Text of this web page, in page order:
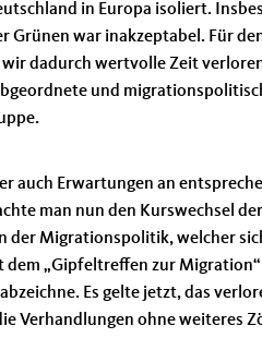
in Europa isoliert.
Grünen war inakzeptabel. Für
dadurch wertvolle Zeit
und
auch Erwartungen an
man nun den Kurswechsel der
der Migrationspolitik, welcher
dem „Gipfeltreffen zur
Es gelte jetzt, das
Verhandlungen ohne weiteres